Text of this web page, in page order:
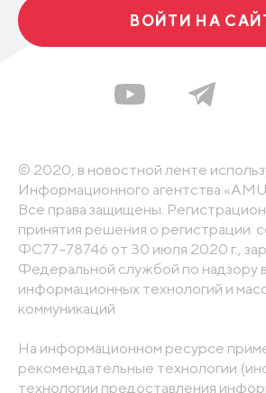
ВОЙТИ НА
© 2020, в новостной ленте
Информационного агентства
Все права защищены.
принятия решения о
ФС77-78746 от 30 июля 2020 г.,
Федеральной службой по надзору
информационных технологий и
коммуникаций
На информационном ресурсе
рекомендательные технологии
технологии предоставления